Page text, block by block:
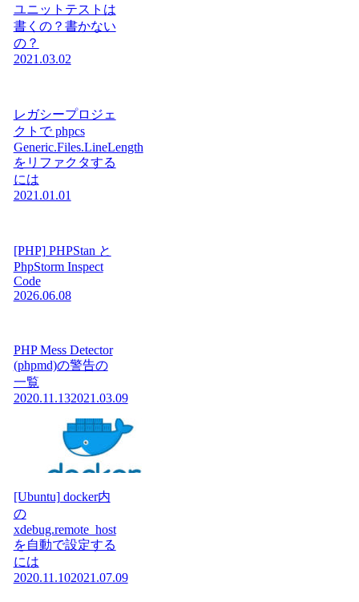
ユニットテストは
書くの？書かない
の？
2021.03.02
レガシープロジェ
クトで phpcs
Generic.Files.LineLength
をリファクタする
には
2021.01.01
[PHP] PHPStan と
PhpStorm Inspect
Code
2026.06.08
PHP Mess Detector
(phpmd)の警告の
一覧
2020.11.132021.03.09
[Ubuntu] docker内
の
xdebug.remote_host
を自動で設定する
には
2020.11.102021.07.09